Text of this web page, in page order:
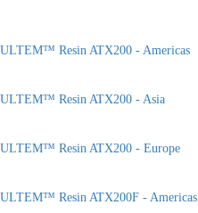
ULTEM™ Resin ATX200 - Americas
ULTEM™ Resin ATX200 - Asia
ULTEM™ Resin ATX200 - Europe
ULTEM™ Resin ATX200F - Americas